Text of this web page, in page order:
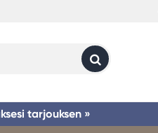
tarjouksen »